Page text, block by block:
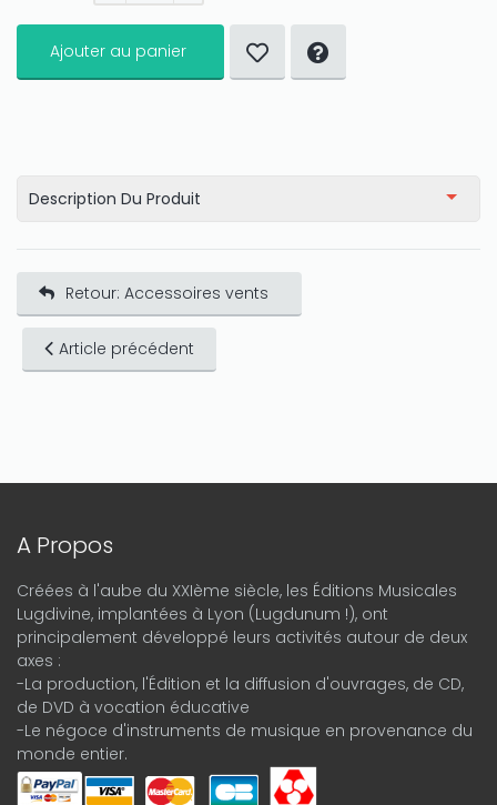
Ajouter au panier
Description Du Produit
Retour: Accessoires vents
Article précédent
A Propos
Créées à l'aube du XXIème siècle, les Éditions Musicales
Lugdivine, implantées à Lyon (Lugdunum !), ont
principalement développé leurs activités autour de deux
axes :
-La production, l'Édition et la diffusion d'ouvrages, de CD,
de DVD à vocation éducative
-Le négoce d'instruments de musique en provenance du
monde entier.